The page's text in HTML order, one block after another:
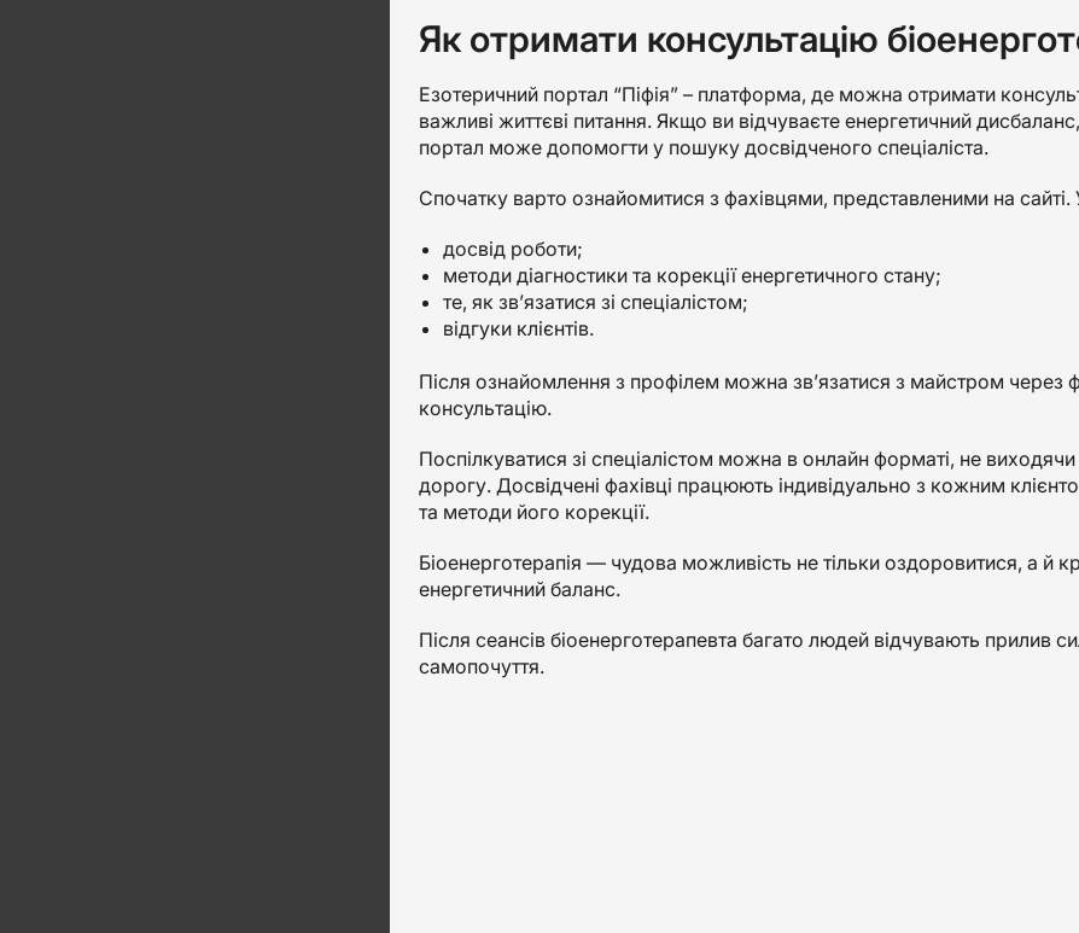
Як отримати консультацію
Езотеричний портал “Піфія” – платформа, де можна отримати
важливі життєві питання. Якщо ви відчуваєте енергетичний
портал може допомогти у пошуку досвідченого спеціаліста.
Спочатку варто ознайомитися з фахівцями, представленими на сайті.
досвід роботи;
методи діагностики та корекції енергетичного стану;
те, як зв’язатися зі спеціалістом;
відгуки клієнтів.
Після ознайомлення з профілем можна зв’язатися з майстром через
консультацію.
Поспілкуватися зі спеціалістом можна в онлайн форматі, не
дорогу. Досвідчені фахівці працюють індивідуально з кожним
та методи його корекції.
Біоенерготерапія — чудова можливість не тільки оздоровитися, а й
енергетичний баланс.
Після сеансів біоенерготерапевта багато людей відчувають прилив
самопочуття.